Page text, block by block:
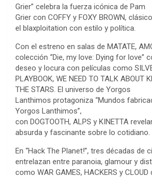
Grier” celebra la fuerza icónica de Pam
Grier con COFFY y FOXY BROWN,
el blaxploitation con estilo y política.
Con el estreno en salas de MATATE,
colección “Die, my love: Dying for love”
deseo y locura con películas como
PLAYBOOK, WE NEED TO TALK ABOUT
THE STARS. El universo de Yorgos
Lanthimos protagoniza “Mundos
Yorgos Lanthimos”,
con DOGTOOTH, ALPS y KINETTA
absurda y fascinante sobre lo cotidiano.
En “Hack The Planet!”, tres décadas de
entrelazan entre paranoia, glamour y
como WAR GAMES, HACKERS y CLOUD